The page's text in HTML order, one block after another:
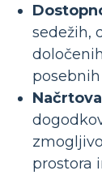
sedežih,
prostora